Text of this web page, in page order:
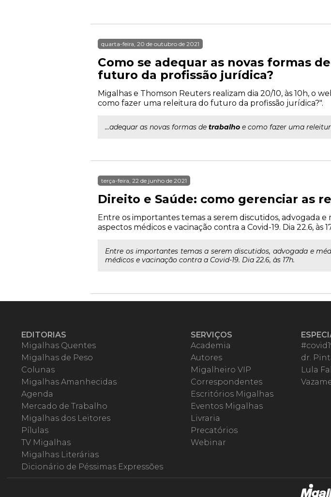
quarta-feira, 20 de outubro de 2021
Como se adequar as novas formas
futuro da profissão jurídica?
Migalhas e Thomson Reuters realizam dia 20/10, às 10h, o
como fazer uma releitura do futuro da profissão jurídica?".
...adequar as novas formas de trabalho e como fazer uma
terça-feira, 22 de junho de 2021
Direito e Saúde: como gerenciar as
Entre os importantes temas a serem discutidos, advogada
aspectos médicos e vacinação contra a Covid-19. Dia 22.6, às
Entre os importantes temas a serem discutidos, advogada e
médicos e vacinação contra a Covid-19. Dia 22.6, às 17h.
EDITORIAS
Migalhas Quentes
Migalhas de Peso
Colunas
Migalhas Amanhecidas
Agenda
Mercado de Trabalho
Migalhas dos Leitores
Pílulas
TV Migalhas
Migalhas Literárias
Dicionário de Péssimas Expressões
SERVIÇOS
Academia
Autores
Migalheiro VIP
Correspondentes
Escritórios Migalhas
Eventos Migalhas
Livraria
Precatórios
Webinar
dr.
Lula